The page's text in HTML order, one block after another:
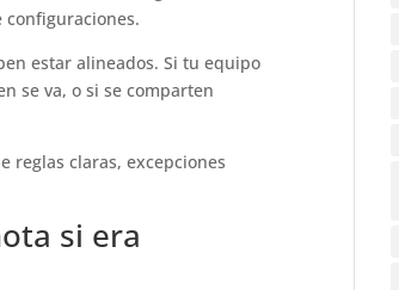
configuraciones.
estar alineados. Si tu equipo
se va, o si se comparten
reglas claras, excepciones
si era